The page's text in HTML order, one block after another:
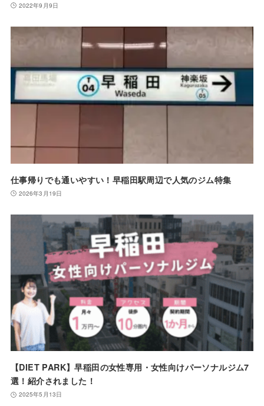
2022年9月9日
仕事帰りでも通いやすい！早稲田駅周辺で人気のジム特集
2026年3月19日
【DIET PARK】早稲田の女性専用・女性向けパーソナルジム7
選！紹介されました！
2025年5月13日